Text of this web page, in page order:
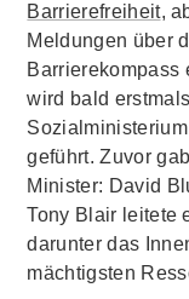
Barrierefreiheit,
Meldungen über
Barrierekompass
wird bald
geführt. Zuvor
Minister: David
Tony Blair leitete
darunter das
mächtigsten